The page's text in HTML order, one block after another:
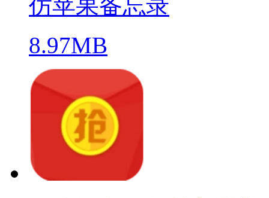
仿苹果备忘录
8.97MB